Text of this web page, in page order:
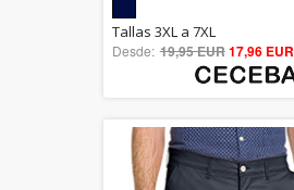
5.00
out of 5
Tallas 3XL a 7XL
Desde: 19,95 EUR17,96 EUR